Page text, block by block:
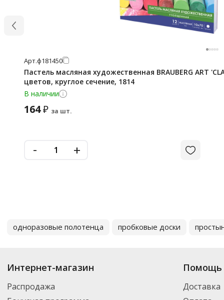
Арт.ф181450
Пастель масляная художественная BRAUBERG ART
цветов, круглое сечение, 1814
В наличии
164₽ за шт.
- +
одноразовые полотенца пробковые доски
Интернет-магазин
Распродажа
Помощь
Доставка